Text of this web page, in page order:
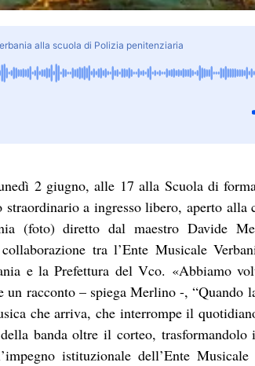
alla scuola di Polizia penitenziaria
2 giugno, alle 17 alla Scuola di
a ingresso libero, aperto alla
(foto) diretto dal maestro Davide
tra l’Ente Musicale
e la Prefettura del Vco. «Abbiamo
un racconto – spiega Merlino -, “Quando
che arriva, che interrompe il
banda oltre il corteo, trasformandolo
istituzionale dell’Ente